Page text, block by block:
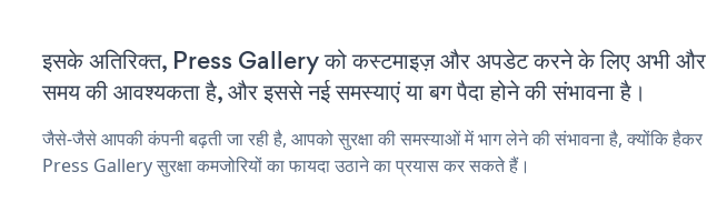
इसके अतिरिक्त, Press Gallery को कस्टमाइज़ और अपडेट करने के लिए अभी और
समय की आवश्यकता है, और इससे नई समस्याएं या बग पैदा होने की संभावना है।
जैसे-जैसे आपकी कंपनी बढ़ती जा रही है, आपको सुरक्षा की समस्याओं में भाग लेने की संभावना है, क्योंकि हैकर
Press Gallery सुरक्षा कमजोरियों का फायदा उठाने का प्रयास कर सकते हैं।